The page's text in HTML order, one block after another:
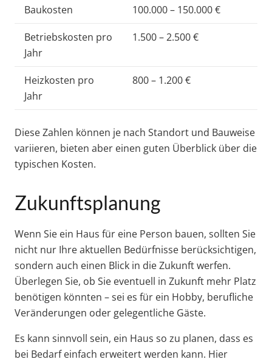
Baukosten 100.000 – 150.000 €
Betriebskosten pro
Jahr
1.500 – 2.500 €
Heizkosten pro
Jahr
800 – 1.200 €
Diese Zahlen können je nach Standort und Bauweise
variieren, bieten aber einen guten Überblick über die
typischen Kosten.
Zukunftsplanung
Wenn Sie ein Haus für eine Person bauen, sollten Sie
nicht nur Ihre aktuellen Bedürfnisse berücksichtigen,
sondern auch einen Blick in die Zukunft werfen.
Überlegen Sie, ob Sie eventuell in Zukunft mehr Platz
benötigen könnten – sei es für ein Hobby, berufliche
Veränderungen oder gelegentliche Gäste.
Es kann sinnvoll sein, ein Haus so zu planen, dass es
bei Bedarf einfach erweitert werden kann. Hier